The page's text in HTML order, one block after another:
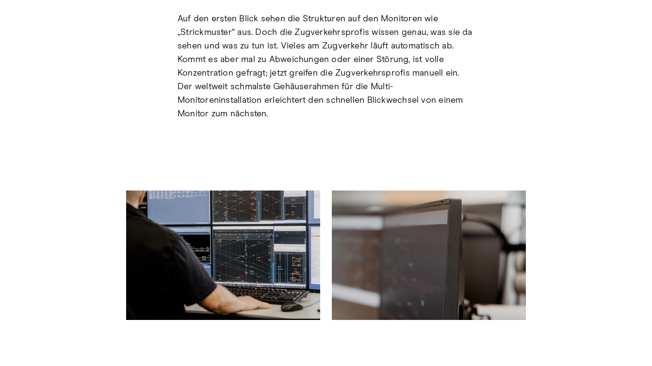
Auf den ersten Blick sehen die Strukturen auf den Monitoren wie
„Strickmuster“ aus. Doch die Zugverkehrsprofis wissen genau, was sie da
sehen und was zu tun ist. Vieles am Zugverkehr läuft automatisch ab.
Kommt es aber mal zu Abweichungen oder einer Störung, ist volle
Konzentration gefragt; jetzt greifen die Zugverkehrsprofis manuell ein.
Der weltweit schmalste Gehäuserahmen für die Multi-
Monitoreninstallation erleichtert den schnellen Blickwechsel von einem
Monitor zum nächsten.